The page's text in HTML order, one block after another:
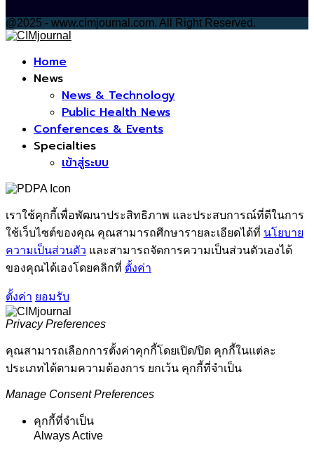
@2025 - www.cimjournal.com. All Right Reserved.
Home
News
News & Technology
Public Health News
Conferences & Events
Specialties
เข้าสู่ระบบ
เราใช้คุกกี้เพื่อพัฒนาประสิทธิภาพ และประสบการณ์ที่ดีในการ
ใช้เว็บไซต์ของคุณ คุณสามารถศึกษารายละเอียดได้ที่ นโยบาย
ความเป็นส่วนตัว และสามารถจัดการความเป็นส่วนตัวเองได้
ของคุณได้เองโดยคลิกที่ ตั้งค่า
ตั้งค่า ยอมรับ
Privacy Preferences
คุณสามารถเลือกการตั้งค่าคุกกี้โดยเปิด/ปิด คุกกี้ในแต่ละ
ประเภทได้ตามความต้องการ ยกเว้น คุกกี้ที่จำเป็น
Manage Consent Preferences
คุกกี้ที่จำเป็น
Always Active